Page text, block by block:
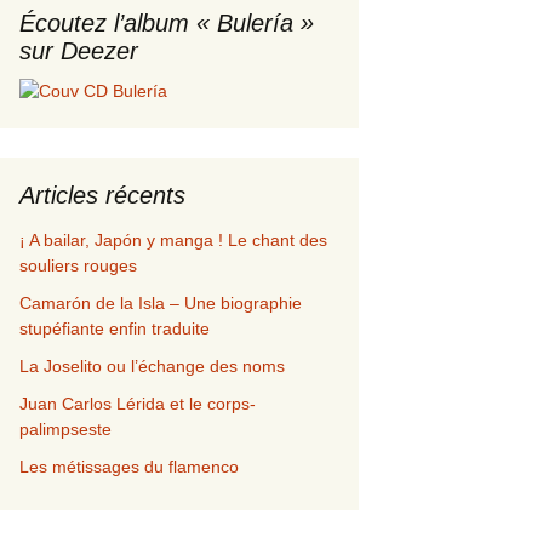
de commande
Écoutez l’album « Bulería »
sur Deezer
Articles récents
¡ A bailar, Japón y manga ! Le chant des
souliers rouges
Camarón de la Isla – Une biographie
stupéfiante enfin traduite
La Joselito ou l’échange des noms
Juan Carlos Lérida et le corps-
palimpseste
Les métissages du flamenco